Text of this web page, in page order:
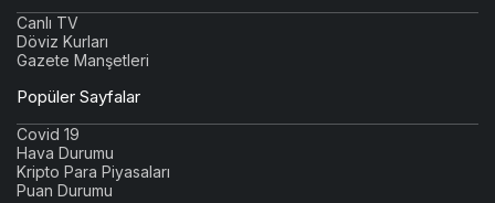
Canlı TV
Döviz Kurları
Gazete Manşetleri
Popüler Sayfalar
Covid 19
Hava Durumu
Kripto Para Piyasaları
Puan Durumu